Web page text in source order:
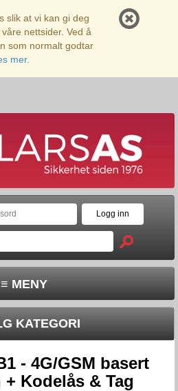
slik at vi kan gi deg
nettsider. Ved å
som normalt godtar
mer.
≡ MENY
KATEGORI
- 4G/GSM basert
Kodelås & Tag